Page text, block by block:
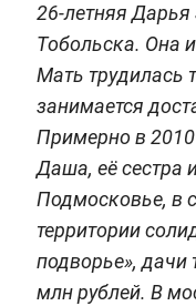
26-летняя Дарья
Тобольска. Она
Мать трудилась
занимается
Примерно в 2010
Даша, её сестра
Подмосковье, в
территории
подворье», дачи
млн рублей. В